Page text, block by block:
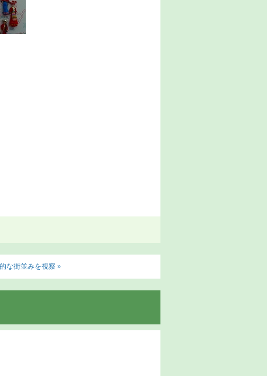
な街並みを視察 »